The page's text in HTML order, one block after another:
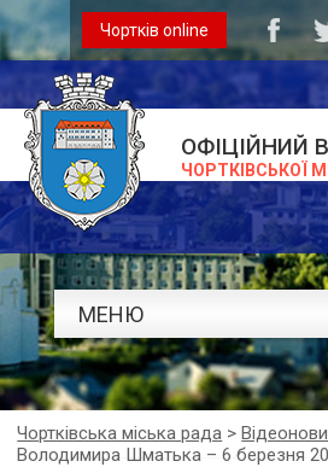
ОФІЦІЙНИЙ
ЧОРТКІВСЬКОЇ
Чортків online
МЕНЮ
Чортківська міська рада >
Володимира Шматька – 6 березня